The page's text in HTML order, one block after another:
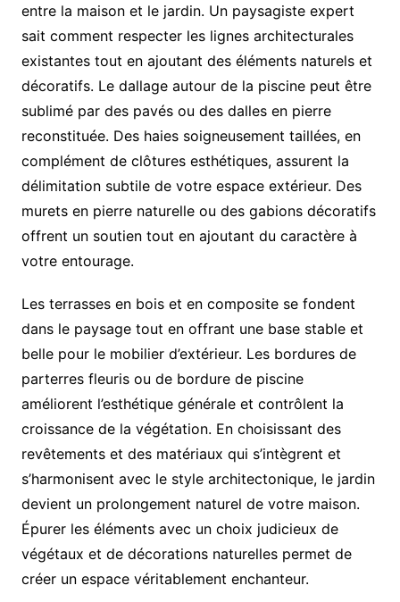
entre la maison et le jardin. Un paysagiste expert
sait comment respecter les lignes architecturales
existantes tout en ajoutant des éléments naturels et
décoratifs. Le dallage autour de la piscine peut être
sublimé par des pavés ou des dalles en pierre
reconstituée. Des haies soigneusement taillées, en
complément de clôtures esthétiques, assurent la
délimitation subtile de votre espace extérieur. Des
murets en pierre naturelle ou des gabions décoratifs
offrent un soutien tout en ajoutant du caractère à
votre entourage.
Les terrasses en bois et en composite se fondent
dans le paysage tout en offrant une base stable et
belle pour le mobilier d’extérieur. Les bordures de
parterres fleuris ou de bordure de piscine
améliorent l’esthétique générale et contrôlent la
croissance de la végétation. En choisissant des
revêtements et des matériaux qui s’intègrent et
s’harmonisent avec le style architectonique, le jardin
devient un prolongement naturel de votre maison.
Épurer les éléments avec un choix judicieux de
végétaux et de décorations naturelles permet de
créer un espace véritablement enchanteur.